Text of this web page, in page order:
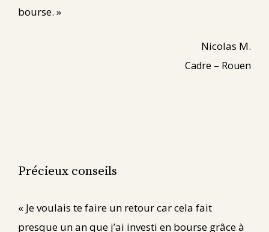
bourse. »
Nicolas M.
Cadre – Rouen
Précieux conseils
« Je voulais te faire un retour car cela fait
presque un an que j’ai investi en bourse grâce à